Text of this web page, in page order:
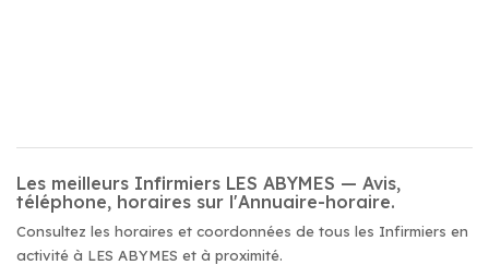
Les meilleurs Infirmiers LES ABYMES — Avis,
téléphone, horaires sur l'Annuaire-horaire.
Consultez les horaires et coordonnées de tous les Infirmiers en
activité à LES ABYMES et à proximité.